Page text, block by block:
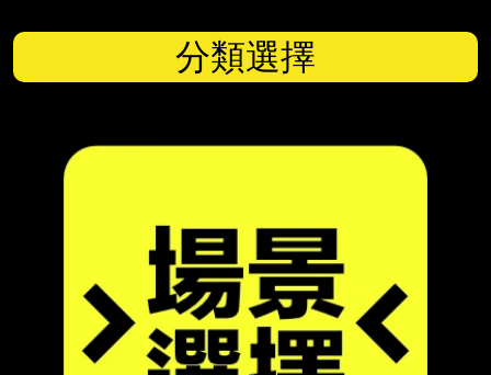
分類選擇